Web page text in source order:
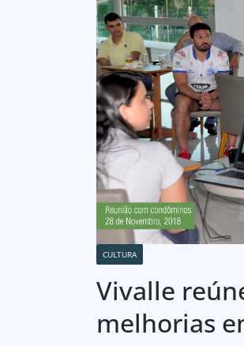
CULTURA
Vivalle
melhorias